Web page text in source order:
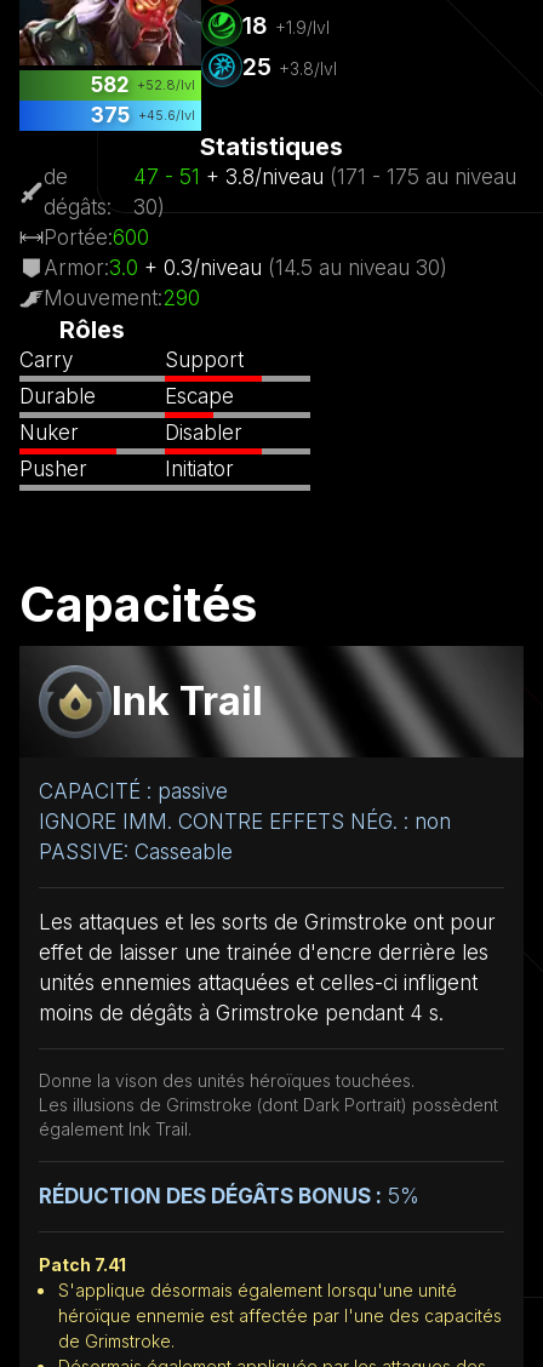
582 +52.8/lvl
375 +45.6/lvl
18 +1.9/lvl
25 +3.8/lvl
Statistiques
de
dégâts:
47 - 51 + 3.8/niveau (171 - 175 au niveau
30)
Portée:600
Armor:3.0 + 0.3/niveau (14.5 au niveau 30)
Mouvement:290
Rôles
Carry
Durable
Nuker
Pusher
Support
Escape
Disabler
Initiator
Capacités
Ink Trail
CAPACITÉ : passive
IGNORE IMM. CONTRE EFFETS NÉG. : non
PASSIVE: Casseable
Les attaques et les sorts de Grimstroke ont pour
effet de laisser une trainée d'encre derrière les
unités ennemies attaquées et celles-ci infligent
moins de dégâts à Grimstroke pendant 4 s.
Donne la vison des unités héroïques touchées.
Les illusions de Grimstroke (dont Dark Portrait) possèdent
également Ink Trail.
RÉDUCTION DES DÉGÂTS BONUS : 5%
Patch 7.41
S'applique désormais également lorsqu'une unité
héroïque ennemie est affectée par l'une des capacités
de Grimstroke.